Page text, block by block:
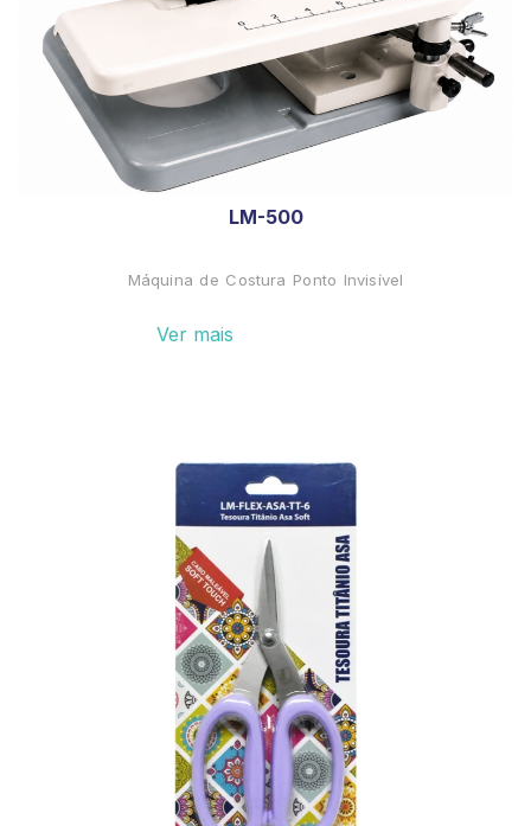
LM-500
Máquina de Costura Ponto Invisível
Ver mais